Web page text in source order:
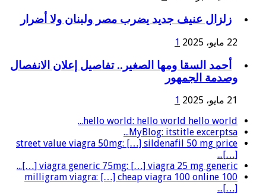
زلزال عنيف جديد يضرب مصر ولبنان ولا أضرار
22 مايو، 2025 1
أحمد السقا ومها الصغير.. تفاصيل إعلان الانفصال
وصدمة الجمهور
21 مايو، 2025
1
hello world: hello world hello world...
MyBlog: itstitle excerptsa...
street value viagra 50mg: […] sildenafil 50 mg price
[…]...
viagra generic 75mg: […] viagra 25 mg generic […]...
100 milligram viagra: […] cheap viagra 100 online
[…]...